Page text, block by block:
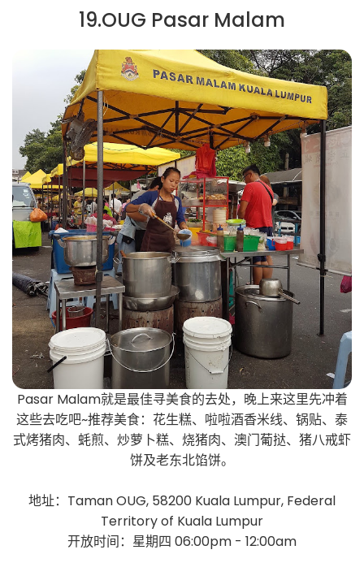
19.OUG Pasar Malam
Pasar Malam就是最佳寻美食的去处，晚上来这里先冲着
这些去吃吧~推荐美食：花生糕、啦啦酒香米线、锅贴、泰
式烤猪肉、蚝煎、炒萝卜糕、烧猪肉、澳门葡挞、猪八戒虾
饼及老东北馅饼。
地址：Taman OUG, 58200 Kuala Lumpur, Federal
Territory of Kuala Lumpur
开放时间：星期四 06:00pm - 12:00am